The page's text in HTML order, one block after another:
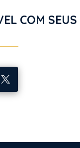
COM SEUS